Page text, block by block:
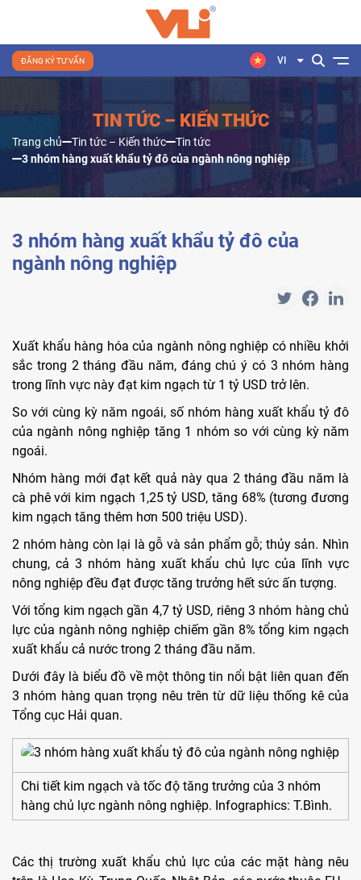
ĐĂNG KÝ TƯ VẤN VI
TIN TỨC – KIẾN THỨC
Trang chủ Tin tức – Kiến thức
Tin tức
3 nhóm hàng xuất khẩu tỷ đô của ngành nông nghiệp
3 nhóm hàng xuất khẩu tỷ đô của
ngành nông nghiệp
Xuất khẩu hàng hóa của ngành nông nghiệp có nhiều khởi
sắc trong 2 tháng đầu năm, đáng chú ý có 3 nhóm hàng
trong lĩnh vực này đạt kim ngạch từ 1 tỷ USD trở lên.
So với cùng kỳ năm ngoái, số nhóm hàng xuất khẩu tỷ đô
của ngành nông nghiệp tăng 1 nhóm so với cùng kỳ năm
ngoái.
Nhóm hàng mới đạt kết quả này qua 2 tháng đầu năm là
cà phê với kim ngạch 1,25 tỷ USD, tăng 68% (tương đương
kim ngạch tăng thêm hơn 500 triệu USD).
2 nhóm hàng còn lại là gỗ và sản phẩm gỗ; thủy sản. Nhìn
chung, cả 3 nhóm hàng xuất khẩu chủ lực của lĩnh vực
nông nghiệp đều đạt được tăng trưởng hết sức ấn tượng.
Với tổng kim ngạch gần 4,7 tỷ USD, riêng 3 nhóm hàng chủ
lực của ngành nông nghiệp chiếm gần 8% tổng kim ngạch
xuất khẩu cả nước trong 2 tháng đầu năm.
Dưới đây là biểu đồ về một thông tin nổi bật liên quan đến
3 nhóm hàng quan trọng nêu trên từ dữ liệu thống kê của
Tổng cục Hải quan.
Chi tiết kim ngạch và tốc độ tăng trưởng của 3 nhóm
hàng chủ lực ngành nông nghiệp. Infographics: T.Bình.
Các thị trường xuất khẩu chủ lực của các mặt hàng nêu